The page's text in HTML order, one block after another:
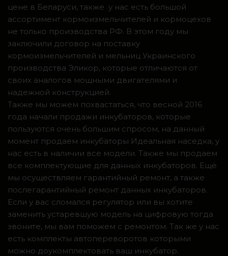
цене в Беларуси, также у нас есть большой
ассортимент кормоизмельчителей и кормоцехов
не только производства РФ. В этом году мы
заключили договор на поставку
кормоизмельчителей и мельниц Украинского
производства Эликор, которые отличаются от
своих аналогов мощными двигателями и
надежной конструкцией.
Также мы можем похвастаться, что весной 2016
года начали продажи инкубаторов, которые
пользуются очень большим спросом, на данный
момент продаем инкубаторы Идеальная наседка, у
нас есть в наличии все модели. Также мы продаем
все комплектующие для данных инкубаторов. Ещё
мы осуществляем гарантийный ремонт, а также
послегарантийный ремонт данных инкубаторов.
Если у вас сломался регулятор или вы хотите
заменить устаревшую модель на цифровую тогда
звоните, мы вам поможем с ремонтом. Так же у нас
есть комплекты автопереворотов которыми
можно доукомплектовать ваш инкубатор.